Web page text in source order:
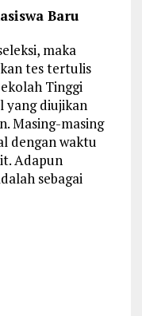
Baru
maka
tes tertulis
Tinggi
yang diujikan
Masing-masing
dengan waktu
Adapun
sebagai